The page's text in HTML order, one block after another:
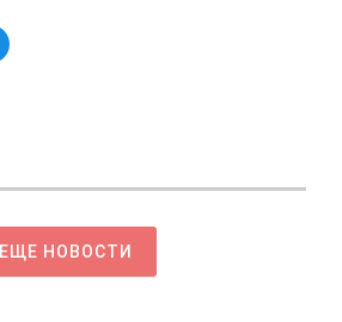
ЕЩЕ НОВОСТИ